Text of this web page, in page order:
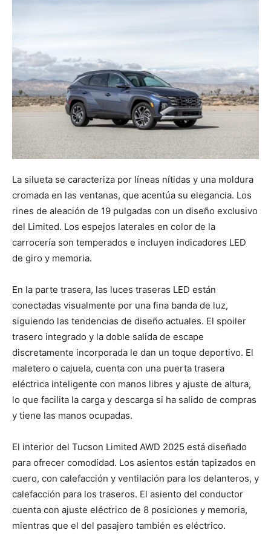
La silueta se caracteriza por líneas nítidas y una moldura
cromada en las ventanas, que acentúa su elegancia. Los
rines de aleación de 19 pulgadas con un diseño exclusivo
del Limited. Los espejos laterales en color de la
carrocería son temperados e incluyen indicadores LED
de giro y memoria.
En la parte trasera, las luces traseras LED están
conectadas visualmente por una fina banda de luz,
siguiendo las tendencias de diseño actuales. El spoiler
trasero integrado y la doble salida de escape
discretamente incorporada le dan un toque deportivo. El
maletero o cajuela, cuenta con una puerta trasera
eléctrica inteligente con manos libres y ajuste de altura,
lo que facilita la carga y descarga si ha salido de compras
y tiene las manos ocupadas.
El interior del Tucson Limited AWD 2025 está diseñado
para ofrecer comodidad. Los asientos están tapizados en
cuero, con calefacción y ventilación para los delanteros, y
calefacción para los traseros. El asiento del conductor
cuenta con ajuste eléctrico de 8 posiciones y memoria,
mientras que el del pasajero también es eléctrico.